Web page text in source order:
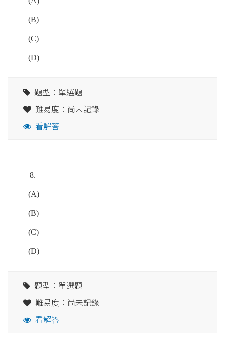
(B)
(C)
(D)
題型：單選題
難易度：尚未記錄
看解答
8.
(A)
(B)
(C)
(D)
題型：單選題
難易度：尚未記錄
看解答